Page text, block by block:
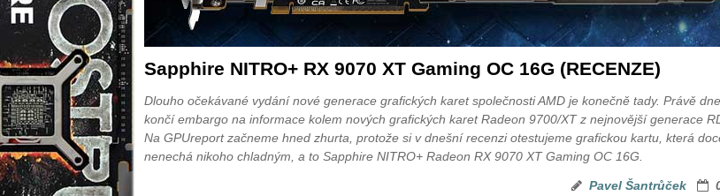
Sapphire NITRO+ RX 9070 XT Gaming OC 16G (RECENZE)
Dlouho očekávané vydání nové generace grafických karet společnosti AMD je konečně tady. Právě
končí embargo na informace kolem nových grafických karet Radeon 9700/XT z nejnovější generace
Na GPUreport začneme hned zhurta, protože si v dnešní recenzi otestujeme grafickou kartu, která
nenechá nikoho chladným, a to Sapphire NITRO+ Radeon RX 9070 XT Gaming OC 16G.
Pavel Šantrůček